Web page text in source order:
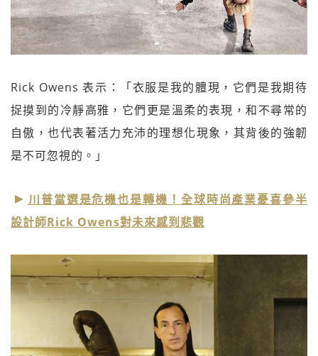
Rick Owens 表示：「衣服是我的體現，它們是我期待
捉摸到的冷靜高雅，它們更是溫柔的表現，和不尋常的
自傲，也代表著活力充沛的理想化現象，其背後的強韌
是不可忽視的。」
川普當選是危機也是轉機！全球時尚產業憂喜參半
設計師Rick Owens對未來感到悲觀